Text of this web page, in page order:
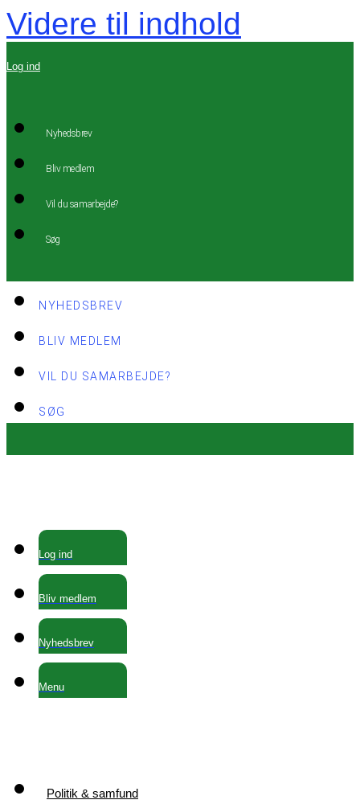
Videre til indhold
Log ind
Nyhedsbrev
Bliv medlem
Vil du samarbejde?
Søg
NYHEDSBREV
BLIV MEDLEM
VIL DU SAMARBEJDE?
SØG
Log ind
Bliv medlem
Nyhedsbrev
Menu
Politik & samfund